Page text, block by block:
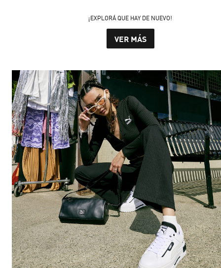
¡EXPLORÁ QUE HAY DE NUEVO!
VER MÁS